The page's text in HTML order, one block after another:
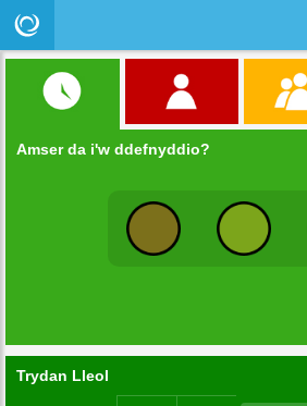
Amser da i'w ddefnyddio?
Trydan Lleol